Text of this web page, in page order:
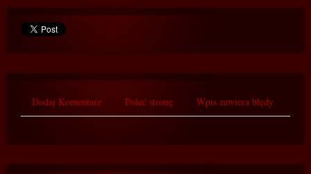
Dodaj Komentarz Poleć stronę Wpis zawiera błędy